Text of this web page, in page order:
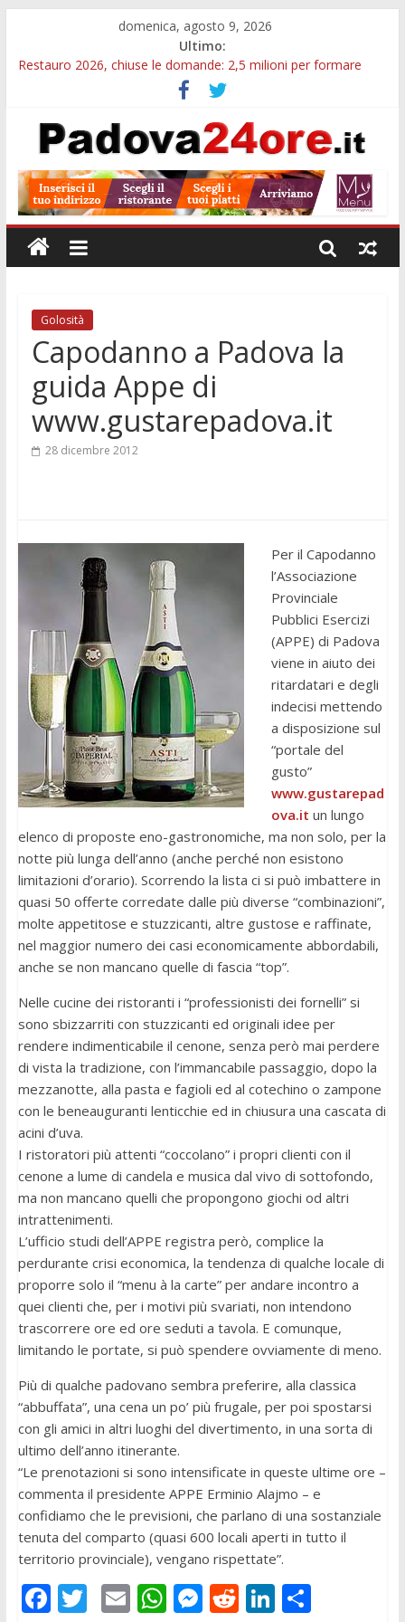
domenica, agosto 9, 2026
Ultimo:
Restauro 2026, chiuse le domande: 2,5 milioni per formare
nuove competenze in Veneto
Cinema Arena Romana, stasera la commedia di Antonio
Albanese sotto le stelle a Padova
Campo San Martino, il Museo della civiltà contadina apre gratis
Notizie di Padova alle ore 10: Notte del Volo sold out, Tribano
e festa oggi a Teolo
Teatro per famiglie a Loreggia, la Bella Addormentata arriva
sul palco domenica sera
Golosità
Capodanno a Padova la
guida Appe di
www.gustarepadova.it
28 dicembre 2012
Per il Capodanno
l’Associazione
Provinciale
Pubblici Esercizi
(APPE) di Padova
viene in aiuto dei
ritardatari e degli
indecisi mettendo
a disposizione sul
“portale del
gusto”
www.gustarepad
ova.it un lungo
elenco di proposte eno-gastronomiche, ma non solo, per la
notte più lunga dell’anno (anche perché non esistono
limitazioni d’orario). Scorrendo la lista ci si può imbattere in
quasi 50 offerte corredate dalle più diverse “combinazioni”,
molte appetitose e stuzzicanti, altre gustose e raffinate,
nel maggior numero dei casi economicamente abbordabili,
anche se non mancano quelle di fascia “top”.
Nelle cucine dei ristoranti i “professionisti dei fornelli” si
sono sbizzarriti con stuzzicanti ed originali idee per
rendere indimenticabile il cenone, senza però mai perdere
di vista la tradizione, con l’immancabile passaggio, dopo la
mezzanotte, alla pasta e fagioli ed al cotechino o zampone
con le beneauguranti lenticchie ed in chiusura una cascata di
acini d’uva.
I ristoratori più attenti “coccolano” i propri clienti con il
cenone a lume di candela e musica dal vivo di sottofondo,
ma non mancano quelli che propongono giochi od altri
intrattenimenti.
L’ufficio studi dell’APPE registra però, complice la
perdurante crisi economica, la tendenza di qualche locale di
proporre solo il “menu à la carte” per andare incontro a
quei clienti che, per i motivi più svariati, non intendono
trascorrere ore ed ore seduti a tavola. E comunque,
limitando le portate, si può spendere ovviamente di meno.
Più di qualche padovano sembra preferire, alla classica
“abbuffata”, una cena un po’ più frugale, per poi spostarsi
con gli amici in altri luoghi del divertimento, in una sorta di
ultimo dell’anno itinerante.
“Le prenotazioni si sono intensificate in queste ultime ore –
commenta il presidente APPE Erminio Alajmo – e
confidiamo che le previsioni, che parlano di una sostanziale
tenuta del comparto (quasi 600 locali aperti in tutto il
territorio provinciale), vengano rispettate”.
F T E W M R Li C